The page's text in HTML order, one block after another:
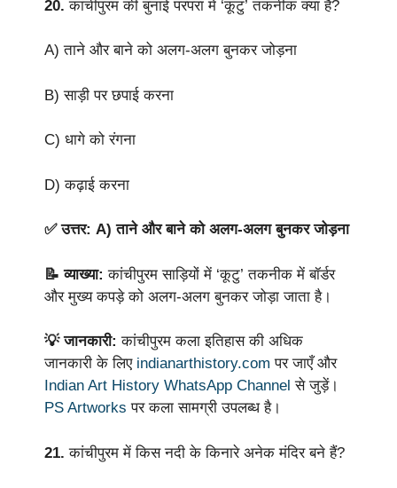
20.कांचीपुरम की बुनाई परंपरा में ‘कूटु’ तकनीक क्या है?
A) ताने और बाने को अलग-अलग बुनकर जोड़ना
B) साड़ी पर छपाई करना
C) धागे को रंगना
D) कढ़ाई करना
✅ उत्तर: A) ताने और बाने को अलग-अलग बुनकर जोड़ना
📝 व्याख्या:कांचीपुरम साड़ियों में ‘कूटु’ तकनीक में बॉर्डर
और मुख्य कपड़े को अलग-अलग बुनकर जोड़ा जाता है।
💡 जानकारी:कांचीपुरम कला इतिहास की अधिक
जानकारी के लिए indianarthistory.com पर जाएँ और
Indian Art History WhatsApp Channel से जुड़ें।
PS Artworks पर कला सामग्री उपलब्ध है।
21.कांचीपुरम में किस नदी के किनारे अनेक मंदिर बने हैं?